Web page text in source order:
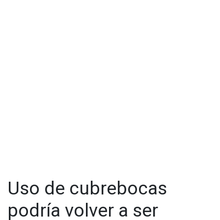
Uso de cubrebocas
podría volver a ser